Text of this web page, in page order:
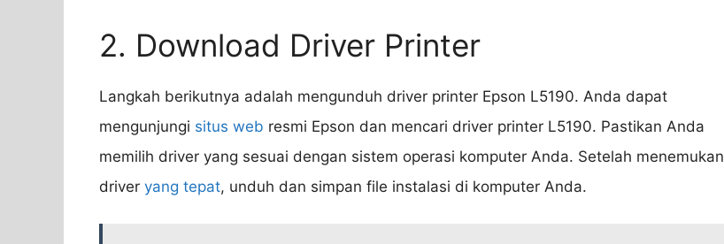
2. Download Driver Printer
Langkah berikutnya adalah mengunduh driver printer Epson L5190. Anda dapat
mengunjungi situs web resmi Epson dan mencari driver printer L5190. Pastikan Anda
memilih driver yang sesuai dengan sistem operasi komputer Anda. Setelah menemukan
driver yang tepat, unduh dan simpan file instalasi di komputer Anda.